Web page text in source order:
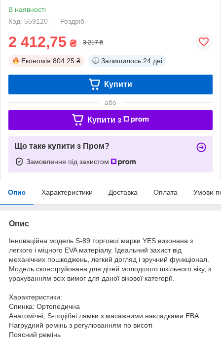
В наявності
Код: 559120
Роздріб
2 412,75 ₴ 3 217 ₴
Економія 804.25 ₴ Залишилось 24 дні
Купити
або
Купити з
Що таке купити з Пром?
Замовлення під захистом
Опис Характеристики Доставка Оплата Умови
Опис
Інноваційна модель S-89 торгової марки YES виконана з
легкого і міцного EVA матеріалу. Ідеальний захист від
механічних пошкоджень, легкий догляд і зручний функціонал.
Модель сконструйована для дітей молодшого шкільного віку, з
урахуванням всіх вимог для даної вікової категорії.
Характеристики:
Спинка: Ортопедична
Анатомічні, S-подібні лямки з масажними накладками ЕВА
Нагрудний ремінь з регулюванням по висоті
Поясний ремінь